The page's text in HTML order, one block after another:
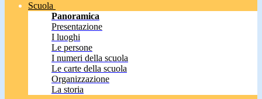
Scuola
Panoramica
Presentazione
I luoghi
Le persone
I numeri della scuola
Le carte della scuola
Organizzazione
La storia